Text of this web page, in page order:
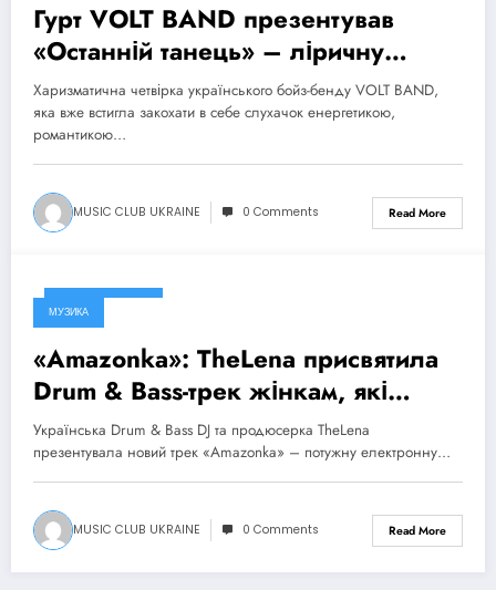
Гурт VOLT BAND презентував
«Останній танець» – ліричну
історію про кохання та найдорожчі
спогади
Харизматична четвірка українського бойз-бенду VOLT BAND,
яка вже встигла закохати в себе слухачок енергетикою,
романтикою…
MUSIC CLUB UKRAINE 0 Comments Read More
2 Серпня, 2026
МУЗИКА
«Amazonka»: TheLena присвятила
Drum & Bass-трек жінкам, які
надихають її рухатися вперед
Українська Drum & Bass DJ та продюсерка TheLena
презентувала новий трек «Amazonka» – потужну електронну…
MUSIC CLUB UKRAINE 0 Comments Read More